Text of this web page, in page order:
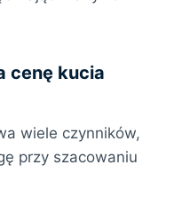
cenę kucia
wiele czynników,
przy szacowaniu